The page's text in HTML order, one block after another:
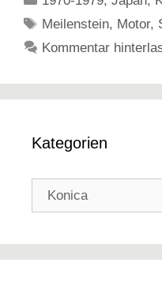
Schlagwörter
Meilenstein, Motor,
Kommentar
Kategorien
Kategorien